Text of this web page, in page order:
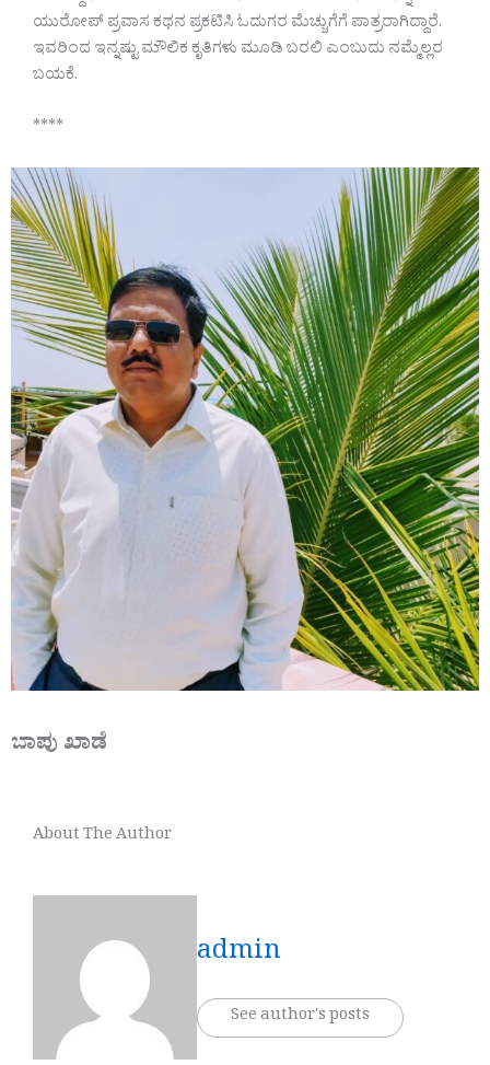
ಯುರೋಪ್ ಪ್ರವಾಸ ಕಥನ ಪ್ರಕಟಿಸಿ ಓದುಗರ ಮೆಚ್ಚುಗೆಗೆ ಪಾತ್ರರಾಗಿದ್ದಾರೆ.
ಇವರಿಂದ ಇನ್ನಷ್ಟು ಮೌಲಿಕ ಕೃತಿಗಳು ಮೂಡಿ ಬರಲಿ ಎಂಬುದು ನಮ್ಮೆಲ್ಲರ
ಬಯಕೆ.
****
ಬಾಪು ಖಾಡೆ
About The Author
admin
See author's posts